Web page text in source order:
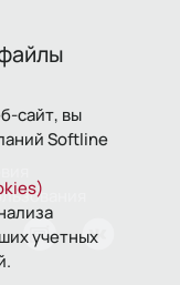
сайт, вы
Softline
учетных